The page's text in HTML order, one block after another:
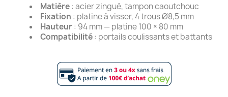
Matière: acier zingué, tampon caoutchouc
Fixation : platine à visser, 4 trous Ø8,5 mm
Hauteur: 94 mm — platine 100 × 80 mm
Compatibilité: portails coulissants et battants